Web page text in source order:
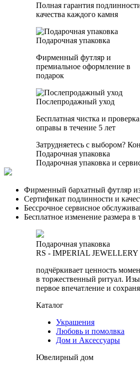
Полная гарантия
качества каждого камня
Подарочная упаковка
Фирменный футляр и
премиальное оформление в
подарок
Послепродажный уход
Бесплатная чистка и проверка
оправы в течение 5 лет
Затрудняетесь с выбором?
Подарочная упаковка
Подарочная упаковка и
Фирменный бархатный футляр
Сертификат подлинности и
Бессрочное сервисное
Бесплатное изменение размера в
Подарочная упаковка
RS - IMPERIAL JEWELLERY
подчёркивает ценность
в торжественный ритуал.
первое впечатление и
Каталог
Украшения
Любовь и помолвка
Дом и Аксессуары
Ювелирный дом